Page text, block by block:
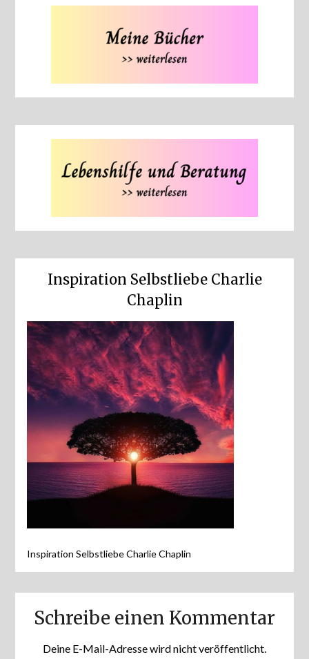
Inspiration Selbstliebe Charlie
Chaplin
Inspiration Selbstliebe Charlie Chaplin
Schreibe einen Kommentar
Deine E-Mail-Adresse wird nicht veröffentlicht.